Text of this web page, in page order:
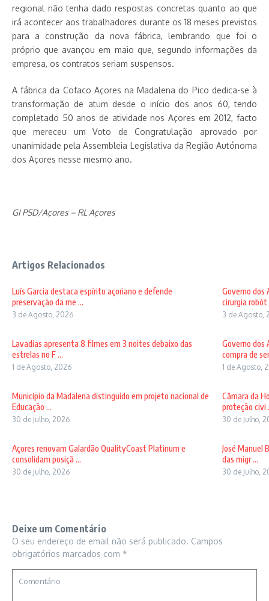
regional não tenha dado respostas concretas quanto ao que
irá acontecer aos trabalhadores durante os 18 meses previstos
para a construção da nova fábrica, lembrando que foi o
próprio que avançou em maio que, segundo informações da
empresa, os contratos seriam suspensos.
A fábrica da Cofaco Açores na Madalena do Pico dedica-se à
transformação de atum desde o início dos anos 60, tendo
completado 50 anos de atividade nos Açores em 2012, facto
que mereceu um Voto de Congratulação aprovado por
unanimidade pela Assembleia Legislativa da Região Autónoma
dos Açores nesse mesmo ano.
GI PSD/Açores – RL Açores
Artigos Relacionados
Luís Garcia destaca espírito açoriano e defende
preservação da me ...
3 de Agosto, 2026
Governo dos
cirurgia robót
3 de Agosto,
Lavadias apresenta 8 filmes em 3 noites debaixo das
estrelas no F ...
1 de Agosto, 2026
Governo dos
compra de
1 de Agosto,
Município da Madalena distinguido em projeto nacional de
Educação ...
30 de Julho, 2026
Câmara da
proteção civi
30 de Julho,
Açores renovam Galardão QualityCoast Platinum e
consolidam posiçã ...
30 de Julho, 2026
José Manuel
das migr ...
30 de Julho,
Deixe um Comentário
O seu endereço de email não será publicado. Campos
obrigatórios marcados com *